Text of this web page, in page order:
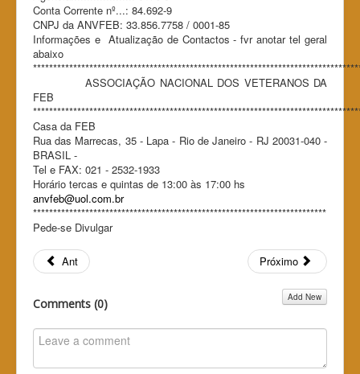
Conta Corrente nº...: 84.692-9
CNPJ da ANVFEB: 33.856.7758 / 0001-85
Informações e Atualização de Contactos - fvr anotar tel geral
abaixo
ASSOCIAÇÃO NACIONAL DOS VETERANOS DA
FEB
Casa da FEB
Rua das Marrecas, 35 - Lapa - Rio de Janeiro - RJ 20031-040 -
BRASIL -
Tel e FAX: 021 - 2532-1933
Horário tercas e quintas de 13:00 às 17:00 hs
anvfeb@uol.com.br
*************************************************************************
Pede-se Divulgar
Ant Próximo
Comments (0) Add New